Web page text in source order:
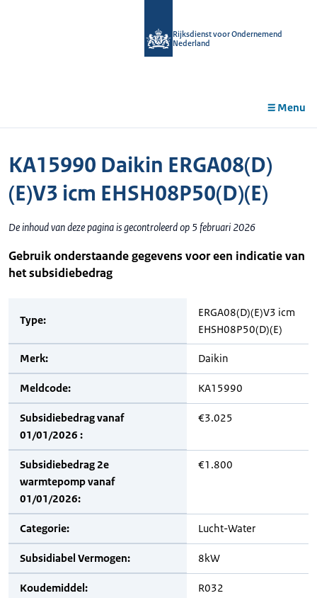
Rijksdienst voor Ondernemend
Nederland
Menu
KA15990 Daikin ERGA08(D)
(E)V3 icm EHSH08P50(D)(E)
De inhoud van deze pagina is gecontroleerd op 5 februari 2026
Gebruik onderstaande gegevens voor een indicatie van
het subsidiebedrag
Type:
ERGA08(D)(E)V3 icm
EHSH08P50(D)(E)
Merk: Daikin
Meldcode: KA15990
Subsidiebedrag vanaf
01/01/2026 :
€3.025
Subsidiebedrag 2e
warmtepomp vanaf
01/01/2026:
€1.800
Categorie: Lucht-Water
Subsidiabel Vermogen: 8kW
Koudemiddel: R032